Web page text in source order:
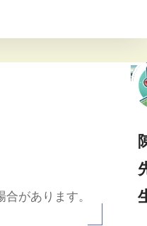
があります。